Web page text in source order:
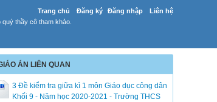
Trang chủ Đăng ký Đăng nhập Liên hệ
thầy cô tham khảo.
ÁN LIÊN QUAN
3 Đề kiểm tra giữa kì 1 môn Giáo dục công dân
Khối 9 - Năm học 2020-2021 - Trường THCS